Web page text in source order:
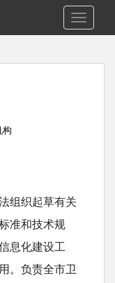
构
组织起草有关
准和技术规
息化建设工
。负责全市卫